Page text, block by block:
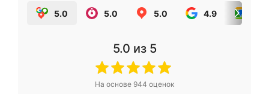
5.0 5.0 5.0 4.9
5.0 из 5
На основе 944 оценок